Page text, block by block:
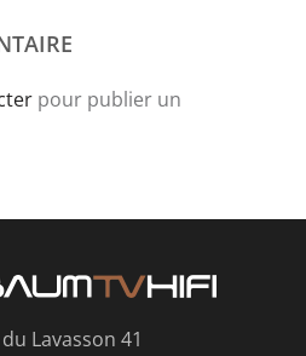
pour publier un
Lavasson 41